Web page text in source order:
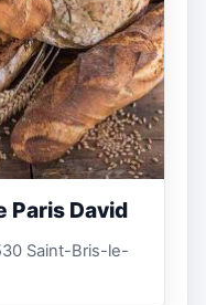
Paris David
Saint-Bris-le-